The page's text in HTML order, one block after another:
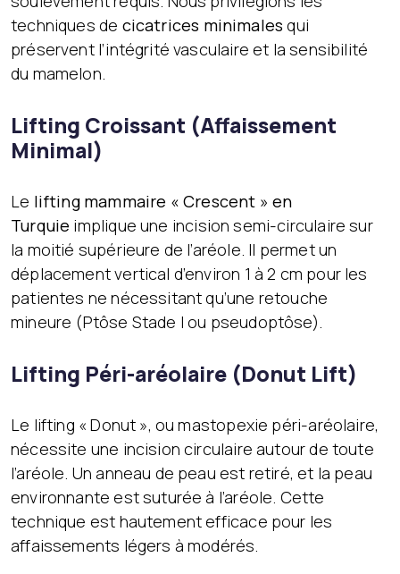
techniques de cicatrices minimales qui
préservent l’intégrité vasculaire et la sensibilité
du mamelon.
Lifting Croissant (Affaissement
Minimal)
Le lifting mammaire « Crescent » en
Turquie implique une incision semi-circulaire sur
la moitié supérieure de l’aréole. Il permet un
déplacement vertical d’environ 1 à 2 cm pour les
patientes ne nécessitant qu’une retouche
mineure (Ptôse Stade I ou pseudoptôse).
Lifting Péri-aréolaire (Donut Lift)
Le lifting « Donut », ou mastopexie péri-aréolaire,
nécessite une incision circulaire autour de toute
l’aréole. Un anneau de peau est retiré, et la peau
environnante est suturée à l’aréole. Cette
technique est hautement efficace pour les
affaissements légers à modérés.